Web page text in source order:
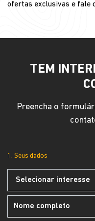
ofertas exclusivas e fale
TEM
Preencha o
1. Seus dados